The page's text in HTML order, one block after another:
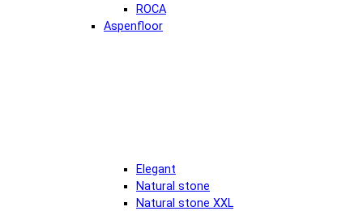
ROCA
Aspenfloor
Elegant
Natural stone
Natural stone XXL